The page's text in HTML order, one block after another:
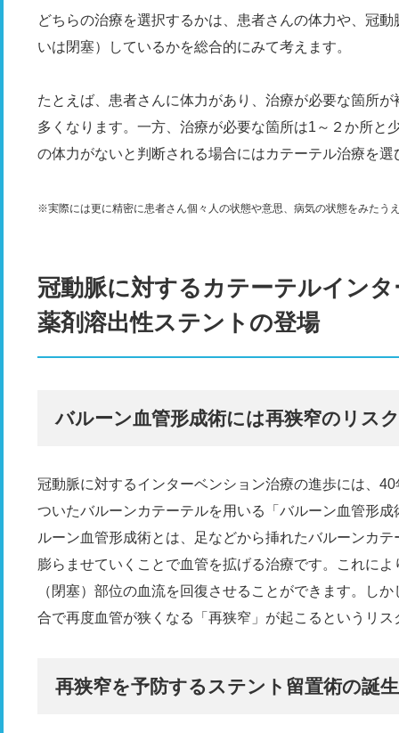
どちらの治療を選択するかは、患者さんの体力や、冠
いは閉塞）しているかを総合的にみて考えます。
たとえば、患者さんに体力があり、治療が必要な箇所
多くなります。一方、治療が必要な箇所は1～２か所と
の体力がないと判断される場合にはカテーテル治療を選
※実際には更に精密に患者さん個々人の状態や意思、病気の状態をみたう
冠動脈に対するカテーテルイン
薬剤溶出性ステントの登場
バルーン血管形成術には再狭窄のリス
冠動脈に対するインターベンション治療の進歩には、
ついたバルーンカテーテルを用いる「バルーン血管形
ルーン血管形成術とは、足などから挿れたバルーンカ
膨らませていくことで血管を拡げる治療です。これに
（閉塞）部位の血流を回復させることができます。し
合で再度血管が狭くなる「再狭窄」が起こるというリス
再狭窄を予防するステント留置術の誕生